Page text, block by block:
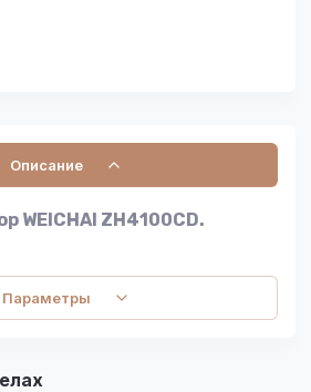
Описание
WEICHAI ZH4100CD.
Параметры